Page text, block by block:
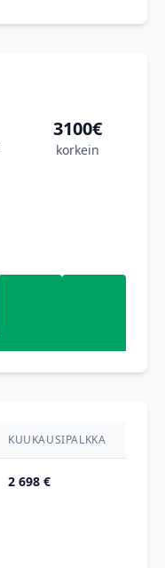
3100€
korkein
KUUKAUSIPALKKA
2 698 €